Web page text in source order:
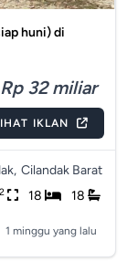
huni) di
Rp 32 miliar
IKLAN
Cilandak Barat
2 18 18
1 minggu yang lalu